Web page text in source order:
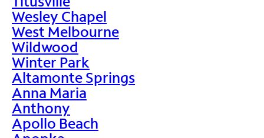
Wesley Chapel
West Melbourne
Wildwood
Winter Park
Altamonte Springs
Anna Maria
Anthony
Apollo Beach